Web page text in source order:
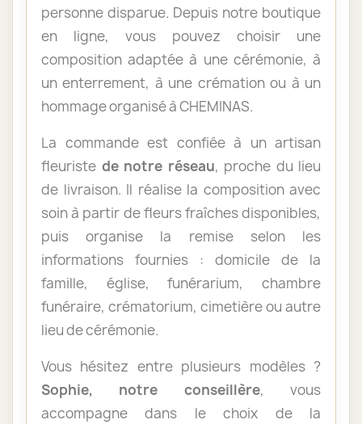
personne disparue. Depuis notre boutique
en ligne, vous pouvez choisir une
composition adaptée à une cérémonie, à
un enterrement, à une crémation ou à un
hommage organisé à CHEMINAS.
La commande est confiée à un artisan
fleuriste de notre réseau, proche du lieu
de livraison. Il réalise la composition avec
soin à partir de fleurs fraîches disponibles,
puis organise la remise selon les
informations fournies : domicile de la
famille, église, funérarium, chambre
funéraire, crématorium, cimetière ou autre
lieu de cérémonie.
Vous hésitez entre plusieurs modèles ?
Sophie, notre conseillère, vous
accompagne dans le choix de la